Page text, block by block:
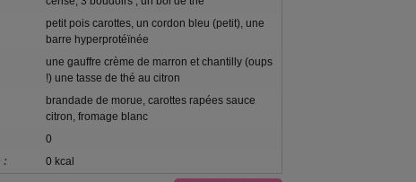
petit pois carottes, un cordon bleu (petit), une
barre hyperprotéïnée
une gauffre crème de marron et chantilly (oups
!) une tasse de thé au citron
brandade de morue, carottes rapées sauce
citron, fromage blanc
0
:
0 kcal